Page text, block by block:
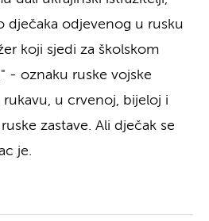
dječaka odjevenog u rusku
koji sjedi za školskom
- oznaku ruske vojske
u crvenoj, bijeloj i
zastave. Ali dječak se
je.